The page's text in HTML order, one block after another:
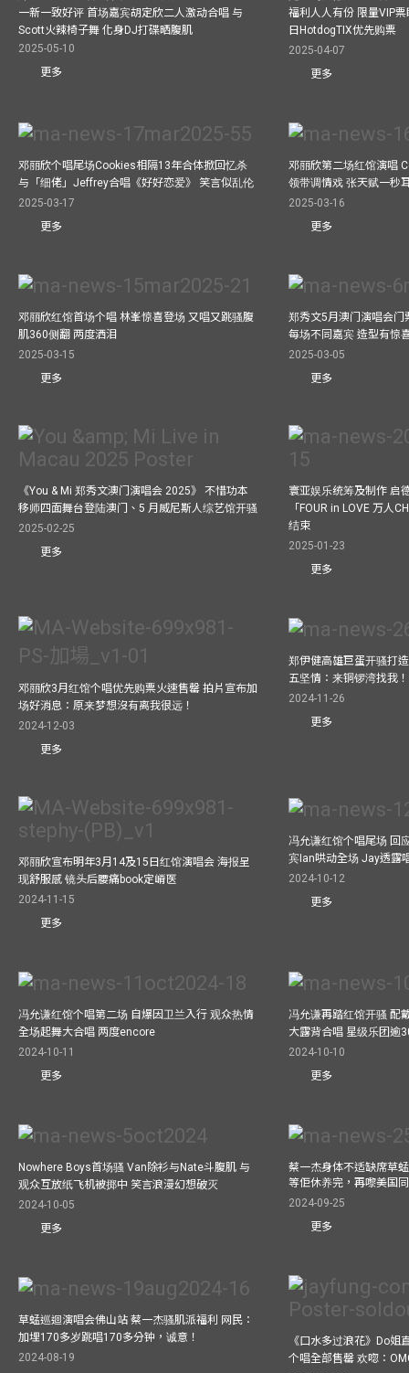
一新一致好评 首场嘉宾胡定欣二人激动合唱 与
Scott火辣椅子舞 化身DJ打碟晒腹肌
2025-05-10
更多
福利人人有份 限量VIP
日HotdogTIX优先购票
2025-04-07
更多
邓丽欣个唱尾场Cookies相隔13年合体掀回忆杀
与「细佬」Jeffrey合唱《好好恋爱》 笑言似乱伦
2025-03-17
更多
邓丽欣第二场红馆演唱
领带调情戏 张天赋一秒
2025-03-16
更多
邓丽欣红馆首场个唱 林峯惊喜登场 又唱又跳骚腹
肌360侧翻 两度洒泪
2025-03-15
更多
郑秀文5月澳门演唱会
每场不同嘉宾 造型有惊
2025-03-05
更多
《You & Mi 郑秀文澳门演唱会 2025》 不惜功本
移师四面舞台登陆澳门、5 月威尼斯人综艺馆开骚
2025-02-25
更多
寰亚娱乐统筹及制作 启
「FOUR in LOVE 万人
结束
2025-01-23
更多
邓丽欣3月红馆个唱优先购票火速售罄 拍片宣布加
场好消息：原来梦想沒有离我很远！
2024-12-03
更多
郑伊健高雄巨蛋开骚打
五坚情：来铜锣湾找我！
2024-11-26
更多
邓丽欣宣布明年3月14及15日红馆演唱会 海报呈
现舒服感 镜头后腰痛book定嵴医
2024-11-15
更多
冯允谦红馆个唱尾场 回
宾Ian哄动全场 Jay透露
2024-10-12
更多
冯允谦红馆个唱第二场 自爆因卫兰入行 观众热情
全场起舞大合唱 两度encore
2024-10-11
更多
冯允谦再踏红馆开骚 配
大露背合唱 星级乐团逾
2024-10-10
更多
Nowhere Boys首场骚 Van除衫与Nate斗腹肌 与
观众互放纸飞机被掷中 笑言浪漫幻想破灭
2024-10-05
更多
蔡一杰身体不适缺席草
等佢休养完，再嚟美国
2024-09-25
更多
草蜢巡迴演唱会佛山站 蔡一杰骚肌派福利 网民：
加埋170多岁跳唱170多分钟，诚意！
2024-08-19
《口水多过浪花》Do姐
个唱全部售罄 欢唿：